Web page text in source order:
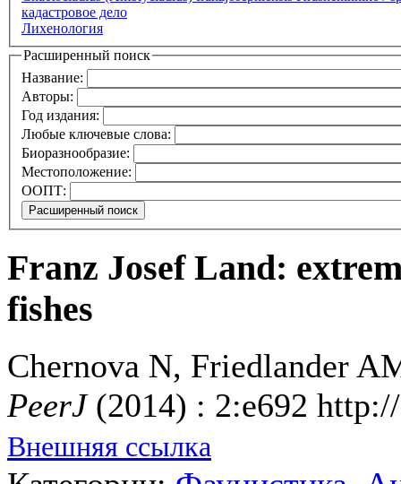
кадастровое дело
Лихенология
Расширенный поиск
Название:
Авторы:
Год издания:
Любые ключевые слова:
Биоразнообразие:
Местоположение:
ООПТ:
Franz Josef Land:
fishes
Chernova N, Friedlander
PeerJ(2014) : 2:e692
Внешняя ссылка